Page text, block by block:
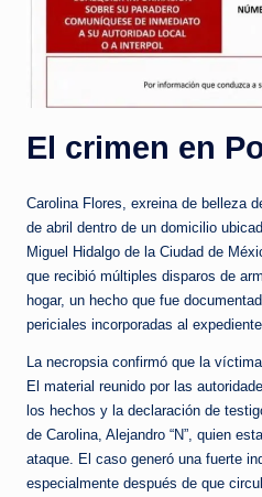
El crimen en
Carolina Flores, exreina de belleza
de abril dentro de un domicilio
Miguel Hidalgo de la Ciudad de
que recibió múltiples disparos de
hogar, un hecho que fue
periciales incorporadas al expediente.
La necropsia confirmó que la
El material reunido por las
los hechos y la declaración de
de Carolina, Alejandro “N”, quien
ataque. El caso generó una fuerte
especialmente después de que